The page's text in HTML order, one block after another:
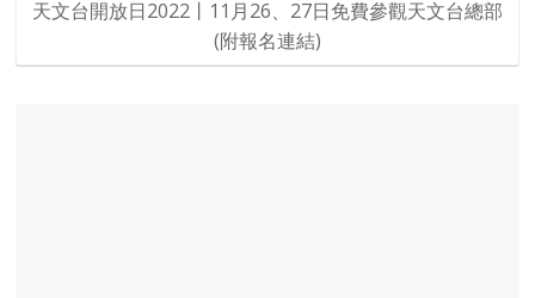
天文台開放日2022丨11月26、27日免費參觀天文台總部
(附報名連結)